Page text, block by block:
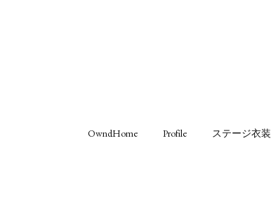
OwndHome Profile ステージ衣装